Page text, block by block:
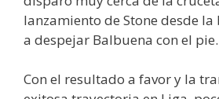
lanzamiento de Stone desde
a despejar Balbuena con el pie.
Con el resultado a favor y la